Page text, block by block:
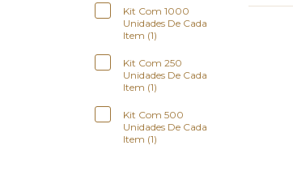
Kit Com 1000
Unidades De Cada
Item (1)
Kit Com 250
Unidades De Cada
Item (1)
Kit Com 500
Unidades De Cada
Item (1)